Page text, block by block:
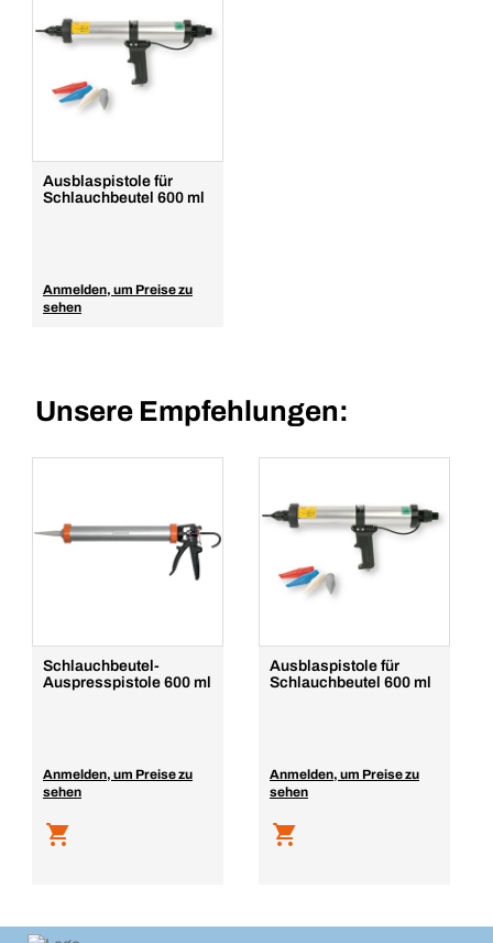
Ausblaspistole für
Schlauchbeutel 600 ml
Anmelden, um Preise zu
sehen
Unsere Empfehlungen:
Schlauchbeutel-
Auspresspistole 600 ml
Anmelden, um Preise zu
sehen
Ausblaspistole für
Schlauchbeutel 600 ml
Anmelden, um Preise zu
sehen